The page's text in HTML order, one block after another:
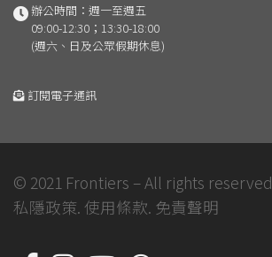
辦公時間：週一至週五
09:00-12:30；13:30-18:00
(週六、日及公眾假期休息)
訂閱電子通訊
© 2021 Frontiers – All rights reserved
私隱政策. 使用條款. 免責聲明